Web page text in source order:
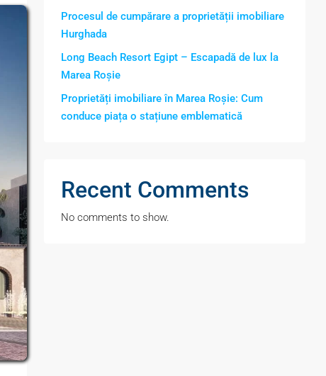
Procesul de cumpărare a proprietății imobiliare
Hurghada
Long Beach Resort Egipt – Escapadă de lux la
Marea Roșie
Proprietăți imobiliare în Marea Roșie: Cum
conduce piața o stațiune emblematică
Recent Comments
No comments to show.